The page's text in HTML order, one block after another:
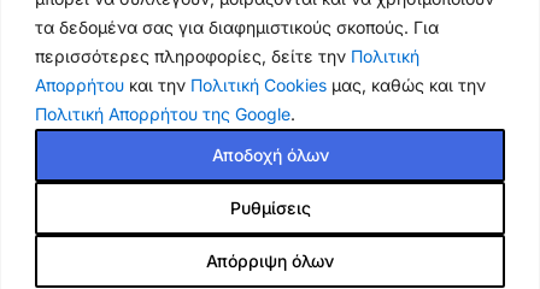
τα δεδομένα σας για διαφημιστικούς σκοπούς. Για
περισσότερες πληροφορίες, δείτε την Πολιτική
Απορρήτου και την Πολιτική Cookies μας, καθώς και την
Πολιτική Απορρήτου της Google.
Ρυθμίσεις
Απόρριψη όλων
Αποδοχή όλων
ΔΩΡΕΑΝ ΑΠΟΣΤΟΛΗ
για παραγγελίες άνω των 35€
Copyright 2025 Powered by ThikiShop.
eKids Cocomelon MP3
Ασύρματο Μικρόφωνο
Karaoke για παιδιά με
19.90